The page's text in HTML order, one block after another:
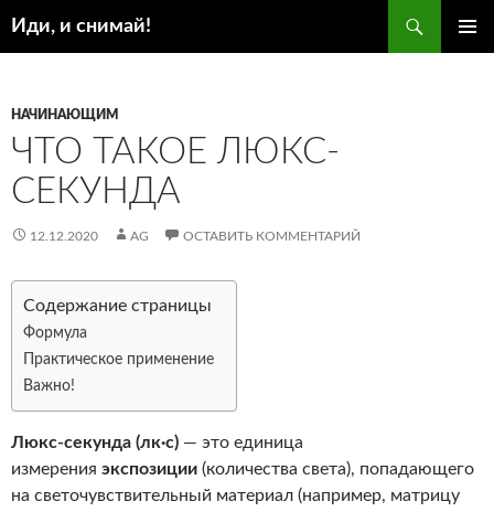
Иди, и снимай!
НАЧИНАЮЩИМ
ЧТО ТАКОЕ ЛЮКС-
СЕКУНДА
12.12.2020 AG ОСТАВИТЬ КОММЕНТАРИЙ
Содержание страницы
Формула
Практическое применение
Важно!
Люкс-секунда (лк·с) — это единица
измерения экспозиции (количества света), попадающего
на светочувствительный материал (например, матрицу